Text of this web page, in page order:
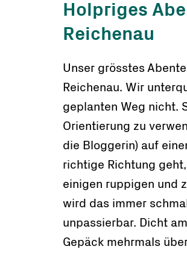
Holpriges
Reichenau
Unser grösstes
Reichenau. Wir
geplanten Weg nicht.
Orientierung zu
die Bloggerin) auf
richtige Richtung
einigen ruppigen und
wird das immer
unpassierbar. Dicht
Gepäck mehrmals